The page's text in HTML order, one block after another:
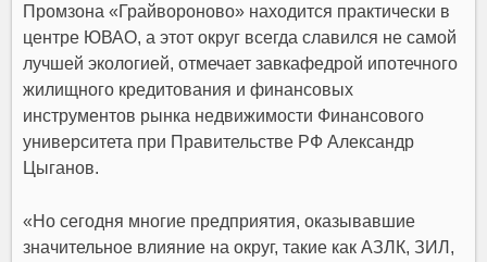
Промзона «Грайвороново» находится практически в
центре ЮВАО, а этот округ всегда славился не самой
лучшей экологией, отмечает завкафедрой ипотечного
жилищного кредитования и финансовых
инструментов рынка недвижимости Финансового
университета при Правительстве РФ Александр
Цыганов.
«Но сегодня многие предприятия, оказывавшие
значительное влияние на округ, такие как АЗЛК, ЗИЛ,